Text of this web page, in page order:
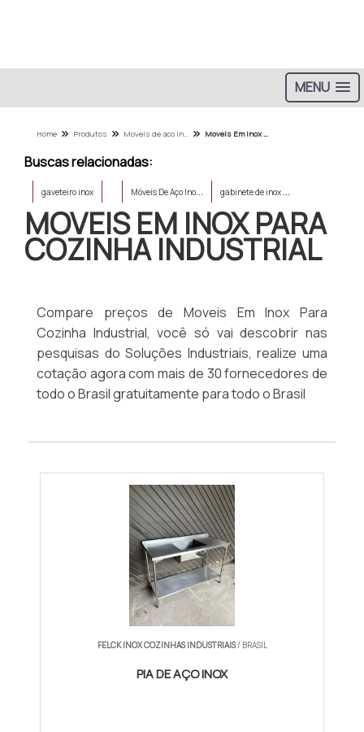
MENU
Home Produtos Moveis de aco inox - Categoria Moveis Em Inox Para Cozinha Industrial
Buscas relacionadas:
gaveteiro inox M
óveis De Aço Inox g
abinete de inox para cozinha
MOVEIS EM INOX PARA
COZINHA INDUSTRIAL
Compare preços de Moveis Em Inox Para
Cozinha Industrial, você só vai descobrir nas
pesquisas do Soluções Industriais, realize uma
cotação agora com mais de 30 fornecedores de
todo o Brasil gratuitamente para todo o Brasil
FELCK INOX COZINHAS INDUSTRIAIS/ BRASIL
PIA DE AÇO INOX